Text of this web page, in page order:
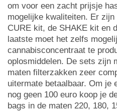
om voor een zacht prijsje
mogelijke kwaliteiten. Er
CURE kit, de SHAKE kit en
laatste moet het zelfs
cannabisconcentraat te
oplosmiddelen. De sets zijn
maten filterzakken zeer
uitermate betaalbaar. Om je
nog geen 100 euro koop je
bags in de maten 220, 180,